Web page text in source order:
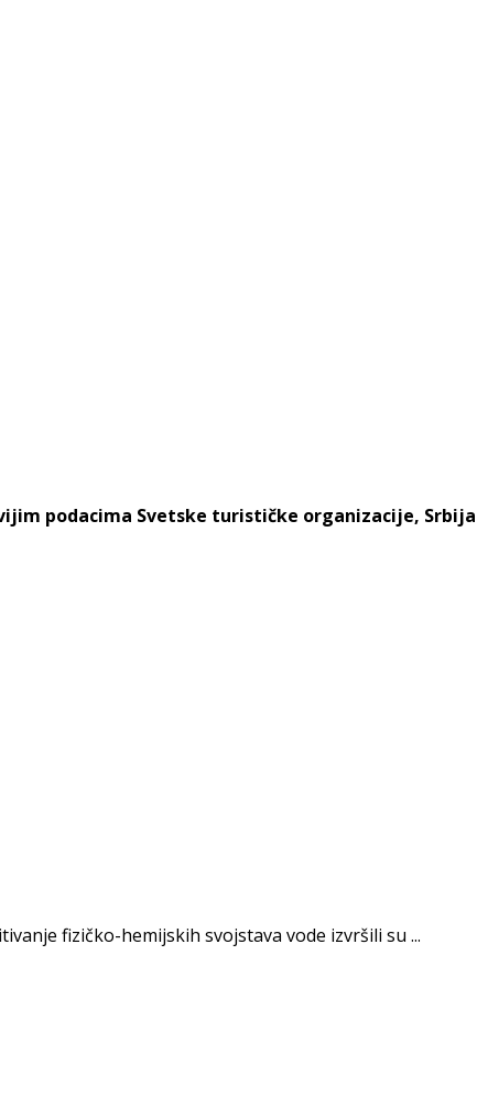
podacima Svetske turističke organizacije, Srbija
fizičko-hemijskih svojstava vode izvršili su ...